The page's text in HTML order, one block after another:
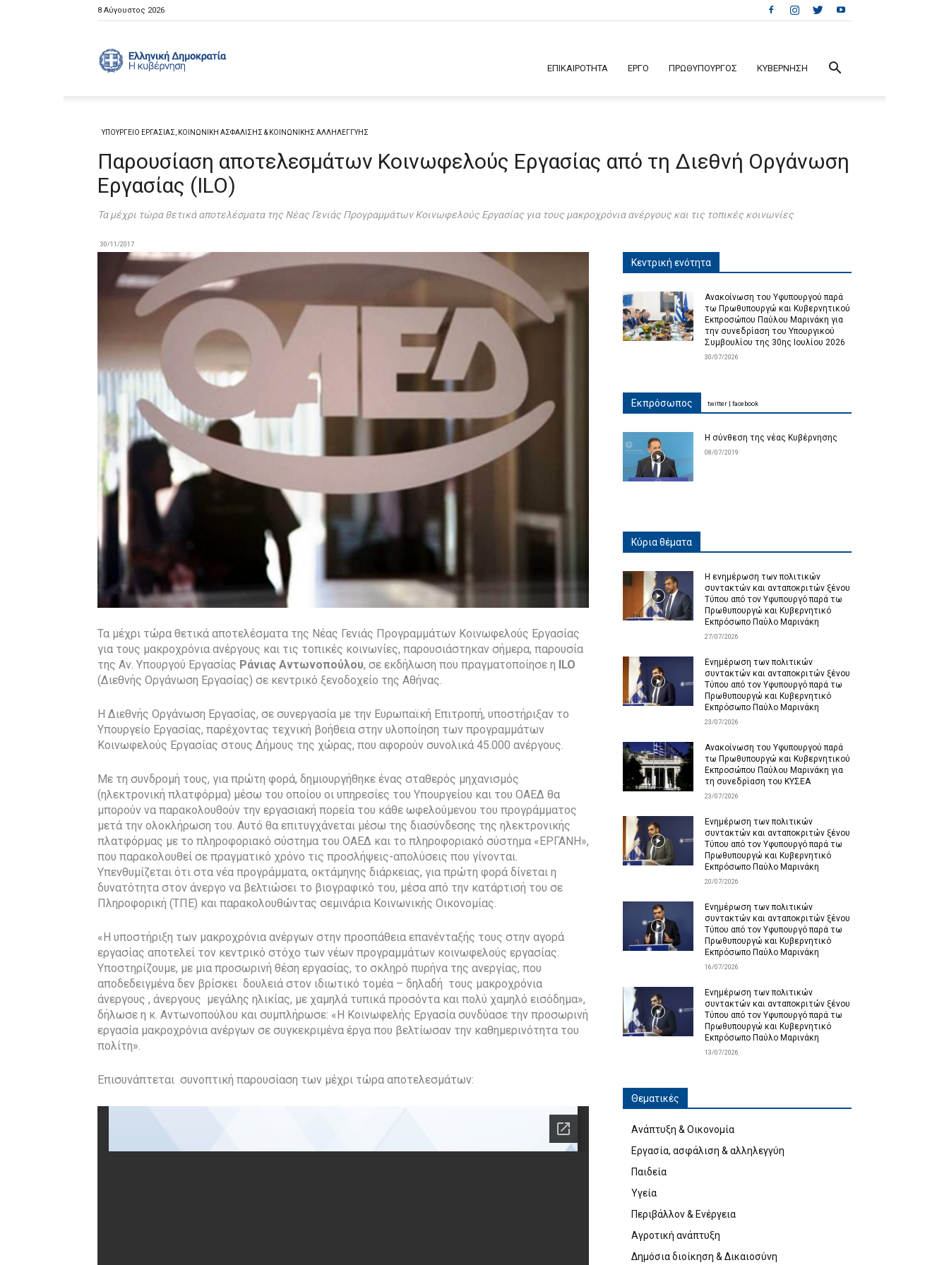
8 Αύγουστος 2026
Κυβέρνηση
ΕΠΙΚΑΙΡΟΤΗΤΑ ΕΡΓΟ ΠΡΩΘΥΠΟΥΡΓΟΣ ΚΥΒΕΡΝΗΣΗ
ΥΠΟΥΡΓΕΙΟ ΕΡΓΑΣΙΑΣ, ΚΟΙΝΩΝΙΚΗ ΑΣΦΑΛΙΣΗΣ & ΚΟΙΝΩΝΙΚΗΣ ΑΛΛΗΛΕΓΓΥΗΣ
Παρουσίαση αποτελεσμάτων Κοινωφελούς Εργασίας από τη Διεθνή Οργάνωση
Εργασίας (ILO)
Τα μέχρι τώρα θετικά αποτελέσματα της Νέας Γενιάς Προγραμμάτων Κοινωφελούς Εργασίας για τους μακροχρόνια ανέργους και τις τοπικές κοινωνίες
30/11/2017
Τα μέχρι τώρα θετικά αποτελέσματα της Νέας Γενιάς Προγραμμάτων Κοινωφελούς Εργασίας
για τους μακροχρόνια ανέργους και τις τοπικές κοινωνίες, παρουσιάστηκαν σήμερα, παρουσία
της Αν. Υπουργού Εργασίας Ράνιας Αντωνοπούλου, σε εκδήλωση που πραγματοποίησε η ILO
(Διεθνής Οργάνωση Εργασίας) σε κεντρικό ξενοδοχείο της Αθήνας.
Η Διεθνής Οργάνωση Εργασίας, σε συνεργασία με την Ευρωπαϊκή Επιτροπή, υποστήριξαν το
Υπουργείο Εργασίας, παρέχοντας τεχνική βοήθεια στην υλοποίηση των προγραμμάτων
Κοινωφελούς Εργασίας στους Δήμους της χώρας, που αφορούν συνολικά 45.000 ανέργους.
Με τη συνδρομή τους, για πρώτη φορά, δημιουργήθηκε ένας σταθερός μηχανισμός
(ηλεκτρονική πλατφόρμα) μέσω του οποίου οι υπηρεσίες του Υπουργείου και του ΟΑΕΔ θα
μπορούν να παρακολουθούν την εργασιακή πορεία του κάθε ωφελούμενου του προγράμματος
μετά την ολοκλήρωση του. Αυτό θα επιτυγχάνεται μέσω της διασύνδεσης της ηλεκτρονικής
πλατφόρμας με το πληροφοριακό σύστημα του ΟΑΕΔ και το πληροφοριακό σύστημα «ΕΡΓΑΝΗ»,
που παρακολουθεί σε πραγματικό χρόνο τις προσλήψεις-απολύσεις που γίνονται.
Υπενθυμίζεται ότι στα νέα προγράμματα, οκτάμηνης διάρκειας, για πρώτη φορά δίνεται η
δυνατότητα στον άνεργο να βελτιώσει το βιογραφικό του, μέσα από την κατάρτισή του σε
Πληροφορική (ΤΠΕ) και παρακολουθώντας σεμινάρια Κοινωνικής Οικονομίας.
«Η υποστήριξη των μακροχρόνια ανέργων στην προσπάθεια επανένταξής τους στην αγορά
εργασίας αποτελεί τον κεντρικό στόχο των νέων προγραμμάτων κοινωφελούς εργασίας.
Υποστηρίζουμε, με μια προσωρινή θέση εργασίας, το σκληρό πυρήνα της ανεργίας, που
αποδεδειγμένα δεν βρίσκει δουλειά στον ιδιωτικό τομέα – δηλαδή τους μακροχρόνια
άνεργους , άνεργους μεγάλης ηλικίας, με χαμηλά τυπικά προσόντα και πολύ χαμηλό εισόδημα»,
δήλωσε η κ. Αντωνοπούλου και συμπλήρωσε: «Η Κοινωφελής Εργασία συνδύασε την προσωρινή
εργασία μακροχρόνια ανέργων σε συγκεκριμένα έργα που βελτίωσαν την καθημερινότητα του
πολίτη».
Επισυνάπτεται συνοπτική παρουσίαση των μέχρι τώρα αποτελεσμάτων:
Κεντρική ενότητα
Ανακοίνωση του Υφυπουργού παρά
τω Πρωθυπουργώ και Κυβερνητικού
Εκπροσώπου Παύλου Μαρινάκη για
την συνεδρίαση του Υπουργικού
Συμβουλίου της 30ης Ιουλίου 2026
30/07/2026
Εκπρόσωπος
Η σύνθεση της νέας Κυβέρνησης
08/07/2019
twitter facebook
Κύρια θέματα
Η ενημέρωση των πολιτικών
συντακτών και ανταποκριτών ξένου
Τύπου από τον Υφυπουργό παρά τω
Πρωθυπουργώ και Κυβερνητικό
Εκπρόσωπο Παύλο Μαρινάκη
27/07/2026
Ενημέρωση των πολιτικών
συντακτών και ανταποκριτών ξένου
Τύπου από τον Υφυπουργό παρά τω
Πρωθυπουργώ και Κυβερνητικό
Εκπρόσωπο Παύλο Μαρινάκη
23/07/2026
Ανακοίνωση του Υφυπουργού παρά
τω Πρωθυπουργώ και Κυβερνητικού
Εκπροσώπου Παύλου Μαρινάκη για
τη συνεδρίαση του ΚΥΣΕΑ
23/07/2026
Ενημέρωση των πολιτικών
συντακτών και ανταποκριτών ξένου
Τύπου από τον Υφυπουργό παρά τω
Πρωθυπουργώ και Κυβερνητικό
Εκπρόσωπο Παύλο Μαρινάκη
20/07/2026
Ενημέρωση των πολιτικών
συντακτών και ανταποκριτών ξένου
Τύπου από τον Υφυπουργό παρά τω
Πρωθυπουργώ και Κυβερνητικό
Εκπρόσωπο Παύλο Μαρινάκη
16/07/2026
Ενημέρωση των πολιτικών
συντακτών και ανταποκριτών ξένου
Τύπου από τον Υφυπουργό παρά τω
Πρωθυπουργώ και Κυβερνητικό
Εκπρόσωπο Παύλο Μαρινάκη
13/07/2026
Θεματικές
Ανάπτυξη & Οικονομία
Εργασία, ασφάλιση & αλληλεγγύη
Παιδεία
Υγεία
Περιβάλλον & Ενέργεια
Αγροτική ανάπτυξη
Δημόσια διοίκηση & Δικαιοσύνη